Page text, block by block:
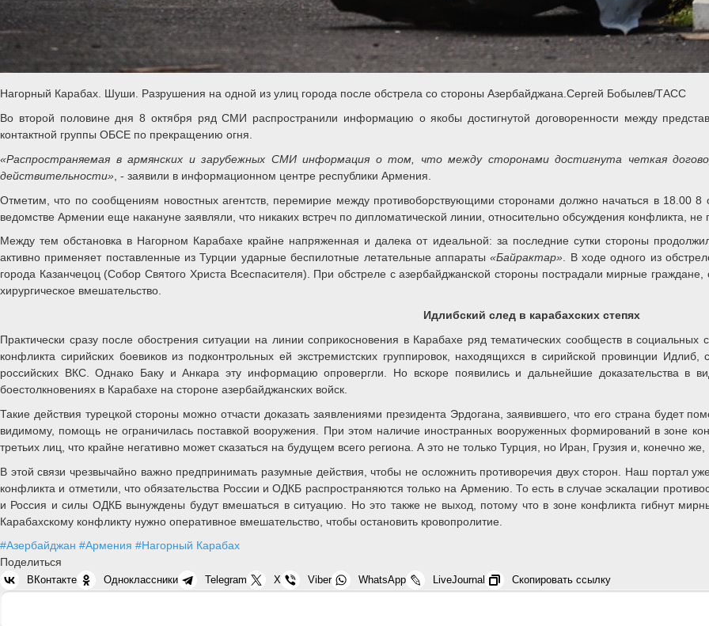
Нагорный Карабах. Шуши. Разрушения на одной из улиц города после обстрела со стороны Азербайджана.Сергей Бобылев/ТАСС
Во второй половине дня 8 октября ряд СМИ распространили информацию о якобы достигнутой договоренности между
контактной группы ОБСЕ по прекращению огня.
«Распространяемая в армянских и зарубежных СМИ информация о том, что между сторонами достигнута четкая
действительности» , - заявили в информационном центре республики Армения.
Отметим, что по сообщениям новостных агентств, перемирие между противоборствующими сторонами должно начаться в 18.00
ведомстве Армении еще накануне заявляли, что никаких встреч по дипломатической линии, относительно обсуждения конфликта, не
Между тем обстановка в Нагорном Карабахе крайне напряженная и далека от идеальной: за последние сутки стороны
активно применяет поставленные из Турции ударные беспилотные летательные аппараты«Байрактар». В ходе одного из
города Казанчецоц (Собор Святого Христа Всеспасителя). При обстреле с азербайджанской стороны пострадали мирные
хирургическое вмешательство.
Идлибский след в карабахских степях
Практически сразу после обострения ситуации на линии соприкосновения в Карабахе ряд тематических сообществ в
конфликта сирийских боевиков из подконтрольных ей экстремистских группировок, находящихся в сирийской провинции
российских ВКС. Однако Баку и Анкара эту информацию опровергли. Но вскоре появились и дальнейшие доказательства в
боестолкновениях в Карабахе на стороне азербайджанских войск.
Такие действия турецкой стороны можно отчасти доказать заявлениями президента Эрдогана, заявившего, что его страна будет
видимому, помощь не ограничилась поставкой вооружения. При этом наличие иностранных вооруженных формирований в зоне
третьих лиц, что крайне негативно может сказаться на будущем всего региона. А это не только Турция, но Иран, Грузия и, конечно же,
В этой связи чрезвычайно важно предпринимать разумные действия, чтобы не осложнить противоречия двух сторон. Наш портал
конфликта и отметили, что обязательства России и ОДКБ распространяются только на Армению. То есть в случае эскалации
и Россия и силы ОДКБ вынуждены будут вмешаться в ситуацию. Но это также не выход, потому что в зоне конфликта гибнут
Карабахскому конфликту нужно оперативное вмешательство, чтобы остановить кровопролитие.
#Азербайджан #Армения #Нагорный Карабах
Поделиться
ВКонтакте Одноклассники Telegram X Viber WhatsApp LiveJournal Скопировать ссылку